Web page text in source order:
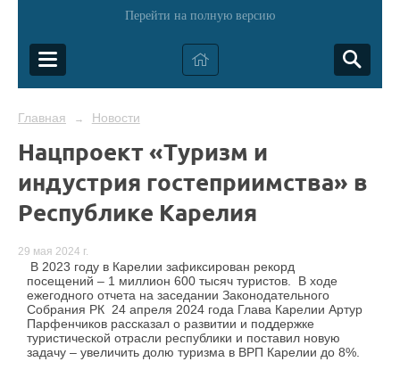
Перейти на полную версию
Главная → Новости
Нацпроект «Туризм и
индустрия гостеприимства» в
Республике Карелия
29 мая 2024 г.
В 2023 году в Карелии зафиксирован рекорд
посещений – 1 миллион 600 тысяч туристов. В ходе
ежегодного отчета на заседании Законодательного
Собрания РК 24 апреля 2024 года Глава Карелии Артур
Парфенчиков рассказал о развитии и поддержке
туристической отрасли республики и поставил новую
задачу – увеличить долю туризма в ВРП Карелии до 8%.